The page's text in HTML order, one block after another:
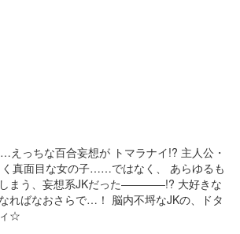
っちな百合妄想が トマラナイ!? 主人公・
真面目な女の子……ではなく、 あらゆるも
まう、妄想系JKだった――――!? 大好きな
ればなおさらで…！ 脳内不埒なJKの、ドタ
☆